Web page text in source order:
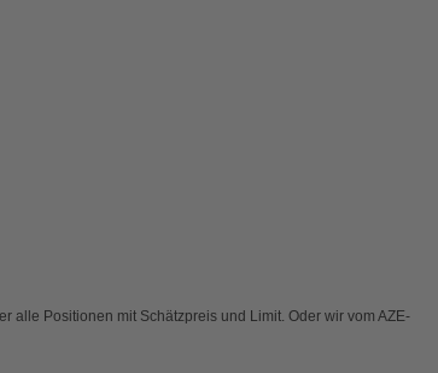
alle Positionen mit Schätzpreis und Limit. Oder wir vom AZE-